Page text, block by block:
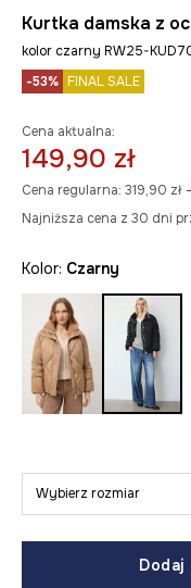
Kurtka damska z
kolor czarny RW25-
-53% FINAL SALE
Cena aktualna:
149,90 zł
Cena regularna: 319,90 zł
Najniższa cena z 30 dni
Kolor: czarny
Wybierz rozmiar